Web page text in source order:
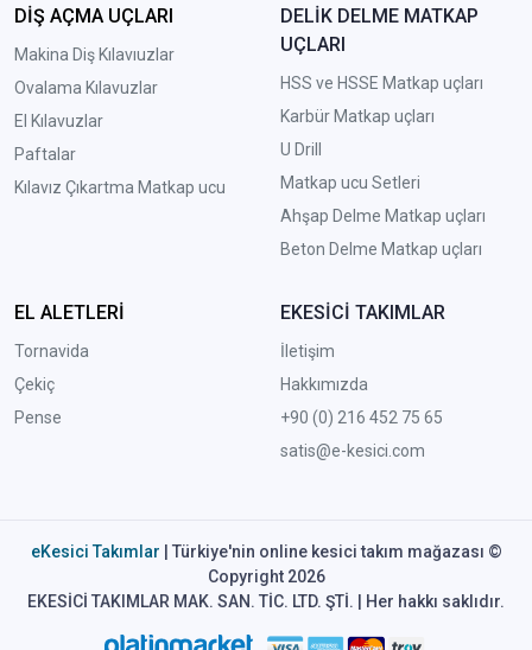
DİŞ AÇMA UÇLARI
Makina Diş Kılavıuzlar
Ovalama Kılavuzlar
El Kılavuzlar
Paftalar
Kılavız Çıkartma Matkap ucu
DELİK DELME MATKAP
UÇLARI
HSS ve HSSE Matkap uçları
Karbür Matkap uçları
U Drill
Matkap ucu Setleri
Ahşap Delme Matkap uçları
Beton Delme Matkap uçları
EL ALETLERİ
Tornavida
Çekiç
Pense
EKESİCİ TAKIMLAR
İletişim
Hakkımızda
+90 (0) 216 452 75 65
satis@e-kesici.com
eKesici Takımlar | Türkiye'nin online kesici takım mağazası ©
Copyright 2026
EKESİCİ TAKIMLAR MAK. SAN. TİC. LTD. ŞTİ. | Her hakkı saklıdır.